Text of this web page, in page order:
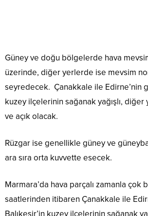
Güney ve doğu bölgelerde hava
üzerinde, diğer yerlerde ise mevsim
seyredecek. Çanakkale ile Edirne’nin
kuzey ilçelerinin sağanak yağışlı,
ve açık olacak.
Rüzgar ise genellikle güney ve
ara sıra orta kuvvette esecek.
Marmara’da hava parçalı zamanla çok
saatlerinden itibaren Çanakkale ile
Balıkesir’in kuzey ilçelerinin sağanak